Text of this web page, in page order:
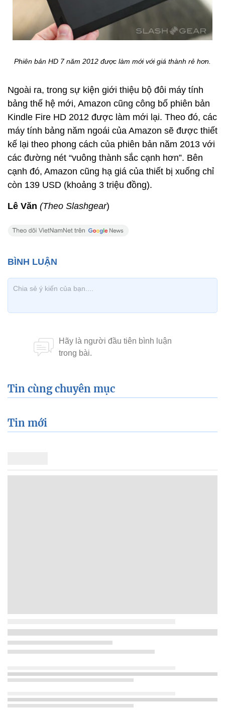
Phiên bản HD 7 năm 2012 được làm mới với giá thành rẻ hơn.
Ngoài ra, trong sự kiện giới thiệu bộ đôi máy tính
bảng thế hệ mới, Amazon cũng công bố phiên bản
Kindle Fire HD 2012 được làm mới lại. Theo đó, các
máy tính bảng năm ngoái của Amazon sẽ được thiết
kế lại theo phong cách của phiên bản năm 2013 với
các đường nét “vuông thành sắc cạnh hơn”. Bên
cạnh đó, Amazon cũng hạ giá của thiết bị xuống chỉ
còn 139 USD (khoảng 3 triệu đồng).
Lê Văn (Theo Slashgear)
Tin cùng chuyên mục
Tin mới